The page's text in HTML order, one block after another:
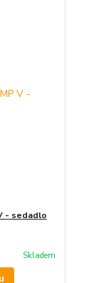
- sedadlo
Skladem